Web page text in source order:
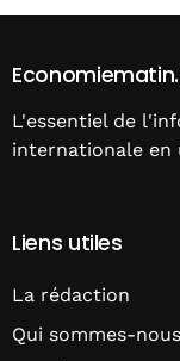
L'essentiel de
internationale en
Liens utiles
La rédaction
Qui sommes-